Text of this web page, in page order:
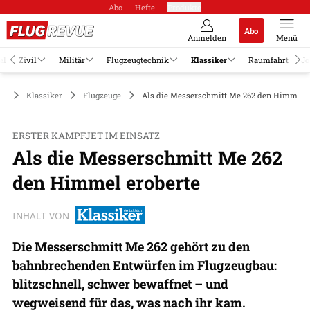
Abo Hefte
Anmelden
Abo
Menü
Zivil Militär Flugzeugtechnik Klassiker Raumfahrt
Klassiker Flugzeuge Als die Messerschmitt Me 262 den Himmel
ERSTER KAMPFJET IM EINSATZ
Als die Messerschmitt Me 262
den Himmel eroberte
INHALT VON
Die Messerschmitt Me 262 gehört zu den
bahnbrechenden Entwürfen im Flugzeugbau:
blitzschnell, schwer bewaffnet – und
wegweisend für das, was nach ihr kam.